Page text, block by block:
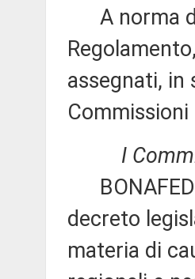
A norma
assegnati, in
I
decreto
materia di